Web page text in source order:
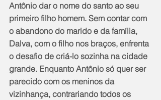
Antônio dar o nome do santo ao seu
primeiro filho homem. Sem contar com
o abandono do marido e da família,
Dalva, com o filho nos braços, enfrenta
o desafio de criá-lo sozinha na cidade
grande. Enquanto Antônio só quer ser
parecido com os meninos da
vizinhança, contrariando todos os